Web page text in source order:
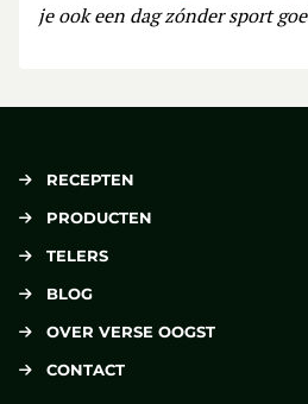
je ook een dag zónder sport
RECEPTEN
PRODUCTEN
TELERS
BLOG
OVER VERSE OOGST
CONTACT